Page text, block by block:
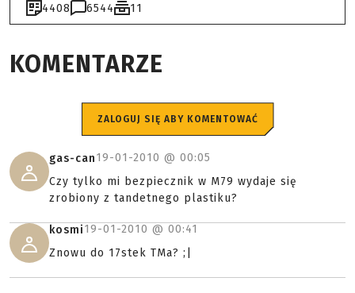
4408 6544 11
KOMENTARZE
ZALOGUJ SIĘ ABY KOMENTOWAĆ
gas-can19-01-2010 @ 00:05
Czy tylko mi bezpiecznik w M79 wydaje się
zrobiony z tandetnego plastiku?
kosmi19-01-2010 @ 00:41
Znowu do 17stek TMa? ;|